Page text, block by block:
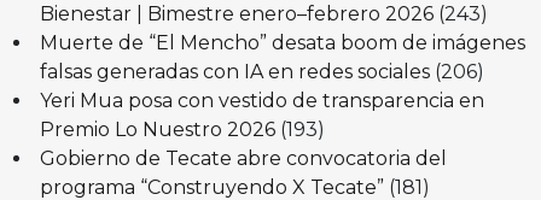
Bienestar | Bimestre enero–febrero 2026 (243)
Muerte de “El Mencho” desata boom de imágenes
falsas generadas con IA en redes sociales (206)
Yeri Mua posa con vestido de transparencia en
Premio Lo Nuestro 2026 (193)
Gobierno de Tecate abre convocatoria del
programa “Construyendo X Tecate” (181)